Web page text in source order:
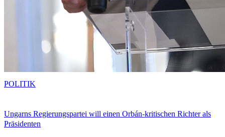
Ungarns Regierungspartei will einen Orbán-kritischen Richter als
Präsidenten
POLITIK